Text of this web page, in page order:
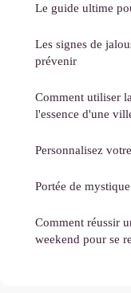
Le guide ultime
Les signes de
prévenir
Comment utiliser
l'essence d'une
Personnalisez
Portée de
Comment réussir
weekend pour se